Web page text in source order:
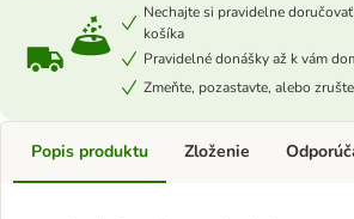
Nechajte si pravidelne
košíka
Pravidelné donášky až k vám
Zmeňte, pozastavte, alebo
Popis produktu Zloženie